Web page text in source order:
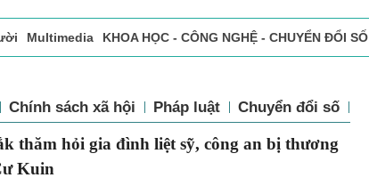
Multimedia KHOA HỌC - CÔNG NGHỆ - CHUYỂN ĐỔI SỐ
Chính sách xã hội Pháp luật Chuyển đổi số
thăm hỏi gia đình liệt sỹ, công an bị thương
Kuin